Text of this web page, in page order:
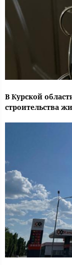
В Курской
строительства